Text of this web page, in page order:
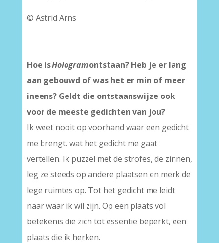
© Astrid Arns
Hoe isHologramontstaan? Heb je er lang
aan gebouwd of was het er min of meer
ineens? Geldt die ontstaanswijze ook
voor de meeste gedichten van jou?
Ik weet nooit op voorhand waar een gedicht
me brengt, wat het gedicht me gaat
vertellen. Ik puzzel met de strofes, de zinnen,
leg ze steeds op andere plaatsen en merk de
lege ruimtes op. Tot het gedicht me leidt
naar waar ik wil zijn. Op een plaats vol
betekenis die zich tot essentie beperkt, een
plaats die ik herken.